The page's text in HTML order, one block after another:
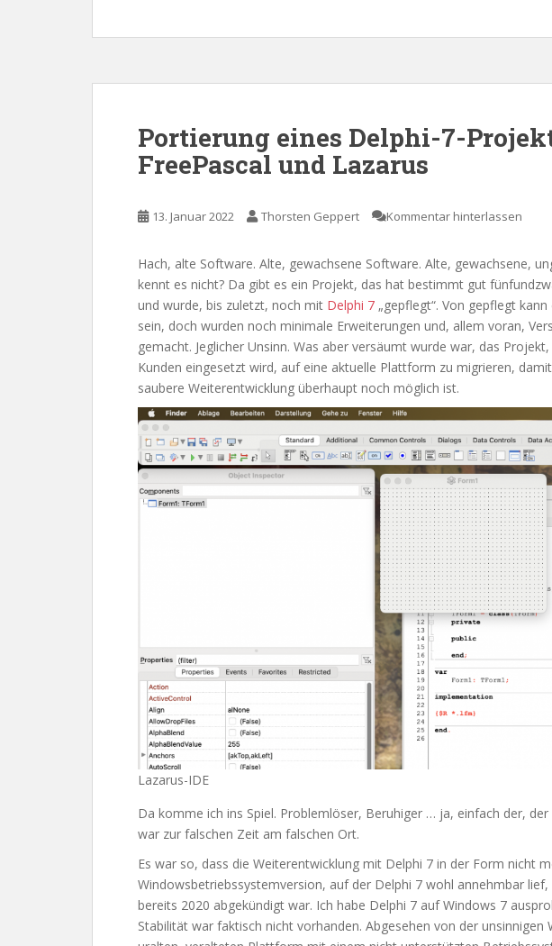
Portierung eines Delphi-7-
FreePascal und Lazarus
13. Januar 2022 Thorsten Geppert Kommentar hinterlassen
Hach, alte Software. Alte, gewachsene Software. Alte, gewachsene,
kennt es nicht? Da gibt es ein Projekt, das hat bestimmt gut
und wurde, bis zuletzt, noch mit Delphi 7 „gepflegt“. Von gepflegt
sein, doch wurden noch minimale Erweiterungen und, allem voran,
gemacht. Jeglicher Unsinn. Was aber versäumt wurde war, das
Kunden eingesetzt wird, auf eine aktuelle Plattform zu migrieren,
saubere Weiterentwicklung überhaupt noch möglich ist.
Lazarus-IDE
Da komme ich ins Spiel. Problemlöser, Beruhiger … ja, einfach der,
war zur falschen Zeit am falschen Ort.
Es war so, dass die Weiterentwicklung mit Delphi 7 in der Form nicht
Windowsbetriebssystemversion, auf der Delphi 7 wohl annehmbar lief,
bereits 2020 abgekündigt war. Ich habe Delphi 7 auf Windows 7
Stabilität war faktisch nicht vorhanden. Abgesehen von der unsinnigen